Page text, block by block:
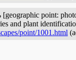
point:
and plant
point/1001.html